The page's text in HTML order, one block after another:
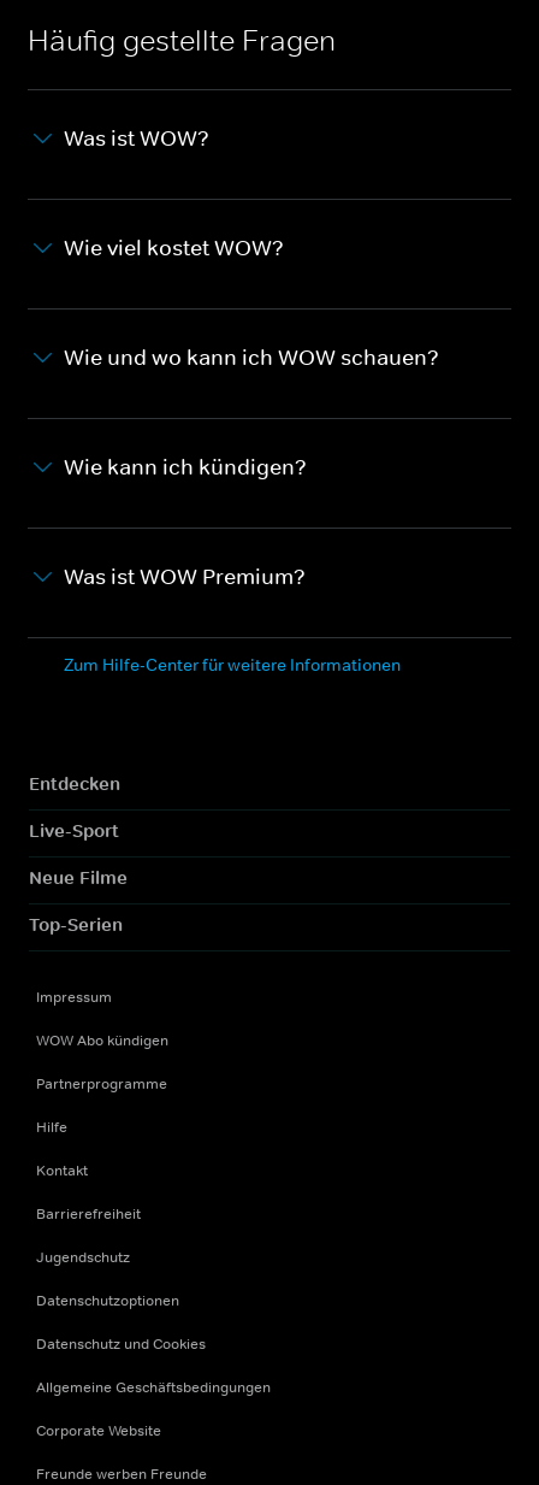
Häufig gestellte Fragen
Was ist WOW?
Wie viel kostet WOW?
Wie und wo kann ich WOW schauen?
Wie kann ich kündigen?
Was ist WOW Premium?
Zum Hilfe-Center für weitere Informationen
Entdecken
Live-Sport
Neue Filme
Top-Serien
Impressum
WOW Abo kündigen
Partnerprogramme
Hilfe
Kontakt
Barrierefreiheit
Jugendschutz
Datenschutzoptionen
Datenschutz und Cookies
Allgemeine Geschäftsbedingungen
Corporate Website
Freunde werben Freunde